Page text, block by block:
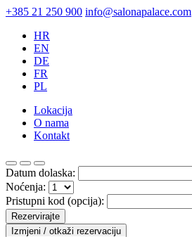
+385 21 250 900 info@salonapalace.com
HR
EN
DE
FR
PL
Lokacija
O nama
Kontakt
Datum dolaska:
Noćenja:
Pristupni kod (opcija):
Rezervirajte
Izmjeni / otkaži rezervaciju